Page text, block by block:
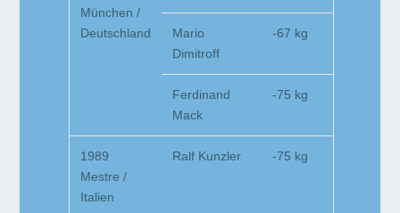
München /
Deutschland
Mario
Dimitroff
-67 kg
Ferdinand
Mack
-75 kg
1989
Mestre /
Italien
Ralf Kunzler -75 kg